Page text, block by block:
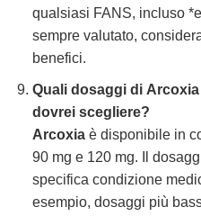
qualsiasi FANS, incluso
sempre valutato,
benefici.
Quali dosaggi di Arcoxia
dovrei scegliere?
Arcoxiaè disponibile in
90 mg e 120 mg. Il
specifica condizione
esempio, dosaggi più